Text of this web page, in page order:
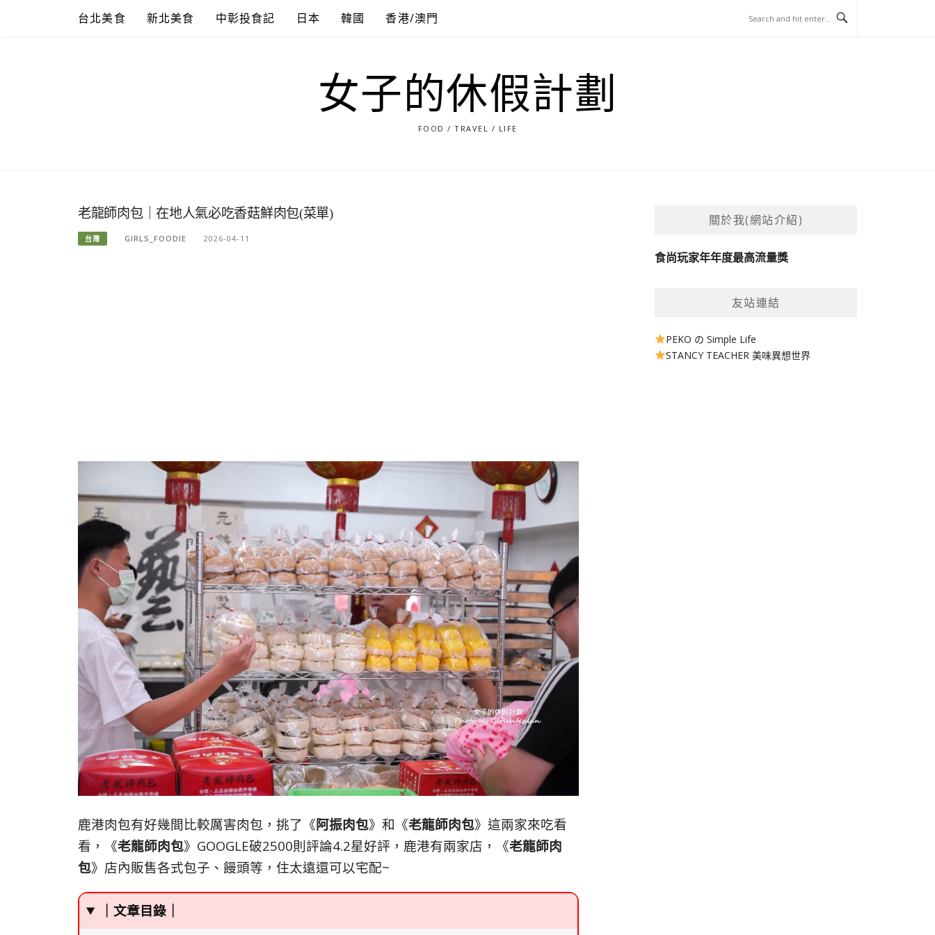
台北美食 新北美食 中彰投食記 日本 韓國 香港/澳門
女子的休假計劃
FOOD / TRAVEL / LIFE
老龍師肉包｜在地人氣必吃香菇鮮肉包(菜單)
台灣 GIRLS_FOODIE 2026-04-11
鹿港肉包有好幾間比較厲害肉包，挑了《阿振肉包》和《老龍師肉包》這兩家來吃看
看，《老龍師肉包》GOOGLE破2500則評論4.2星好評，鹿港有兩家店，《老龍師肉
包》店內販售各式包子、饅頭等，住太遠還可以宅配~
｜文章目錄｜
關於我(網站介紹)
食尚玩家年年度最高流量獎
友站連結
PEKO の Simple Life
STANCY TEACHER 美味異想世界